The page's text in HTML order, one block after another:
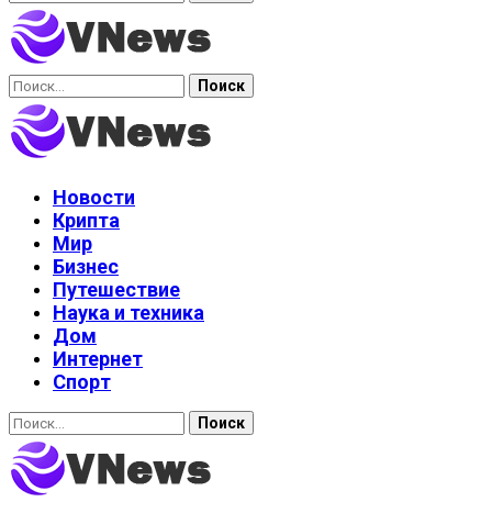
Найти:
Новости
Крипта
Мир
Бизнес
Путешествие
Наука и техника
Дом
Интернет
Спорт
Найти: